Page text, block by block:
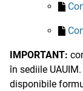
IMPORTANT:
în sediile
disponibile